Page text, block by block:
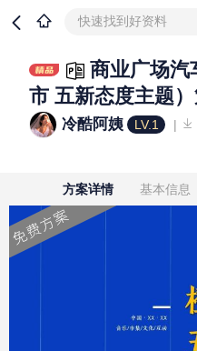
快速找到好资料
商业广场汽
市 五新态度主题
冷酷阿姨 LV.1
方案详情 基本信息